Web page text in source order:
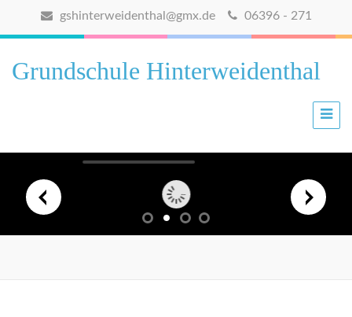
gshinterweidenthal@gmx.de 06396 - 271
Grundschule Hinterweidenthal